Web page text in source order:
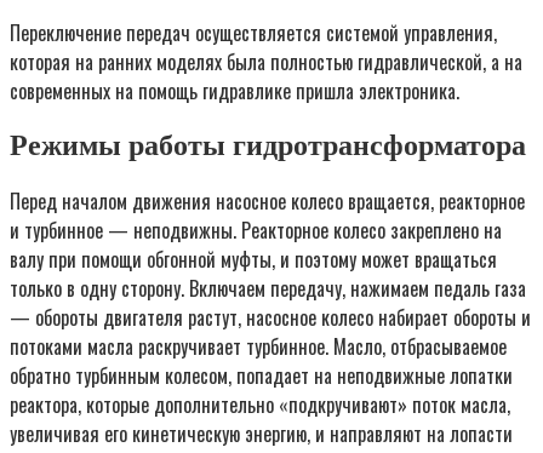
Переключение передач осуществляется системой управления,
которая на ранних моделях была полностью гидравлической, а на
современных на помощь гидравлике пришла электроника.
Режимы работы гидротрансформатора
Перед началом движения насосное колесо вращается, реакторное
и турбинное — неподвижны. Реакторное колесо закреплено на
валу при помощи обгонной муфты, и поэтому может вращаться
только в одну сторону. Включаем передачу, нажимаем педаль газа
— обороты двигателя растут, насосное колесо набирает обороты и
потоками масла раскручивает турбинное. Масло, отбрасываемое
обратно турбинным колесом, попадает на неподвижные лопатки
реактора, которые дополнительно «подкручивают» поток масла,
увеличивая его кинетическую энергию, и направляют на лопасти